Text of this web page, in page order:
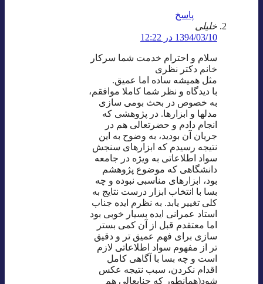
پاسخ
خلیلی
1394/03/10 در 12:22
سلام و احترام خدمت شما سرکار
خانم دکتر نظری
مثل همیشه ساده اما عمیق.
با دیدگاه و نظر شما کاملا موافقم،
به خصوص در بحث بومی سازی
مدلها و ابزارها. در پژوهشی که
انجام دادم و حضرتعالی هم در
جریان آن بودید، به وضوح به این
نتیجه رسیدم که ابزارهای سنجش
سواد اطلاعاتی به ویژه در جامعه
دانشگاهی که موضوع پژوهشم
بود، ابزارهای مناسبی نبوده و چه
بسا با انتخاب ابزار درست نتایج به
کلی تغییر یابد. به نظرم ایده جناب
استاد عمرانی ایده بسیار خوبی بود
اما معتقدم قبل از آن کمی بستر
سازی برای فهم عمیق تر و دقیق
تر از مفهوم سواد اطلاعاتی لازم
است و چه بسا با آگاهی کامل
اقدام نکردن، سبب نتیجه عکس
شود(همانطور که جنابعالی هم